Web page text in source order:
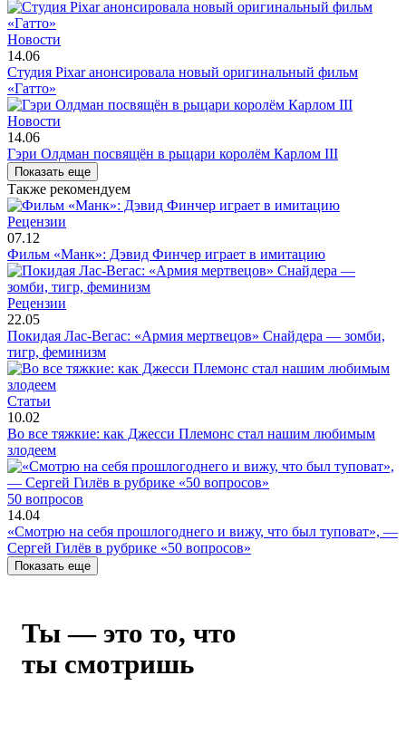
Новости
14.06
Студия Pixar анонсировала новый оригинальный фильм
«Гатто»
Новости
14.06
Гэри Олдман посвящён в рыцари королём Карлом III
Показать еще
Также рекомендуем
Рецензии
07.12
Фильм «Манк»: Дэвид Финчер играет в имитацию
Рецензии
22.05
Покидая Лас-Вегас: «Армия мертвецов» Снайдера — зомби,
тигр, феминизм
Статьи
10.02
Во все тяжкие: как Джесси Племонс стал нашим любимым
злодеем
50 вопросов
14.04
«Смотрю на себя прошлогоднего и вижу, что был туповат», —
Сергей Гилёв в рубрике «50 вопросов»
Показать еще
Ты — это то, что
ты смотришь